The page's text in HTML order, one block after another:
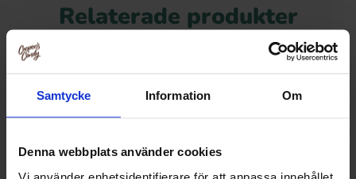
Samtycke Information Om
Denna webbplats använder cookies
Vi använder enhetsidentifierare för att anpassa innehållet
Relaterade produkter